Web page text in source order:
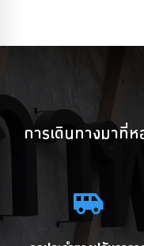
การเดินทางมาที่